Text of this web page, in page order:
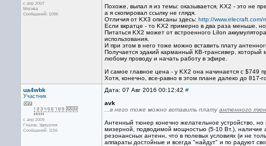
с апр 2007
Москва
Сообщений: 1096
Похоже, выпал я из темы: оказывается, KX2 - это не
а я скопировал ссылку не глядя.
Отличия от KX3 описаны здесь: http://www.elecraft.com/
Если вкратце - то KX2 примерно в два раза меньше,
Питаться KX2 может от встроенного LiIon
использования.
И при этом в него тоже можно вставить плату
Получается эдакий карманный КВ-трансивер, который
любому проводу и начать работу в эфире.
И самое главное цена - у KX2 она начинается с $749
Хотя, конечно, все-равно в этом плане далеко до
ua4wbk
Участник
с апр 2009
Глазов, Удмуртия
Сообщений: 1156
Дата: 07 Авг 2016 00:12:42 #
avk
...в него тоже можно вставить платуантенного
Антенный тюнер конечно желательное устройство,
мизерной, подводимой мощностью (5-10 Вт.), наличие
резонансных антенн, что в полевых условиях (и не
аппараты достойные и всегда "найдут" и по радуют